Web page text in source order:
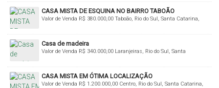
CASA MISTA DE ESQUINA NO BAIRRO TABOÃO
R$ 380.000,00
Valor de Venda
Taboão, Rio do Sul, Santa Catarina,
Casa de madeira
R$ 340.000,00
Valor de Venda
Laranjeiras, Rio do Sul, Santa
CASA MISTA EM ÓTIMA LOCALIZAÇÃO
R$ 1.200.000,00
Valor de Venda
Centro, Rio do Sul, Santa Catarina,